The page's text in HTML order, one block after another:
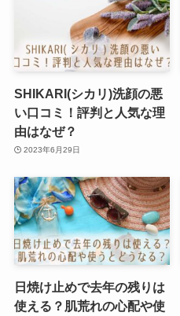
SHIKARI(シカリ)洗顔の悪
い口コミ！評判と人気な理
由はなぜ？
2023年6月29日
日焼け止めで去年の残りは
使える？肌荒れの心配や使